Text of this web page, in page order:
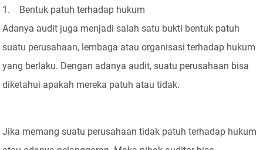
1. Bentuk patuh terhadap hukum
Adanya audit juga menjadi salah satu bukti bentuk patuh
suatu perusahaan, lembaga atau organisasi terhadap hukum
yang berlaku. Dengan adanya audit, suatu perusahaan bisa
diketahui apakah mereka patuh atau tidak.
Jika memang suatu perusahaan tidak patuh terhadap hukum